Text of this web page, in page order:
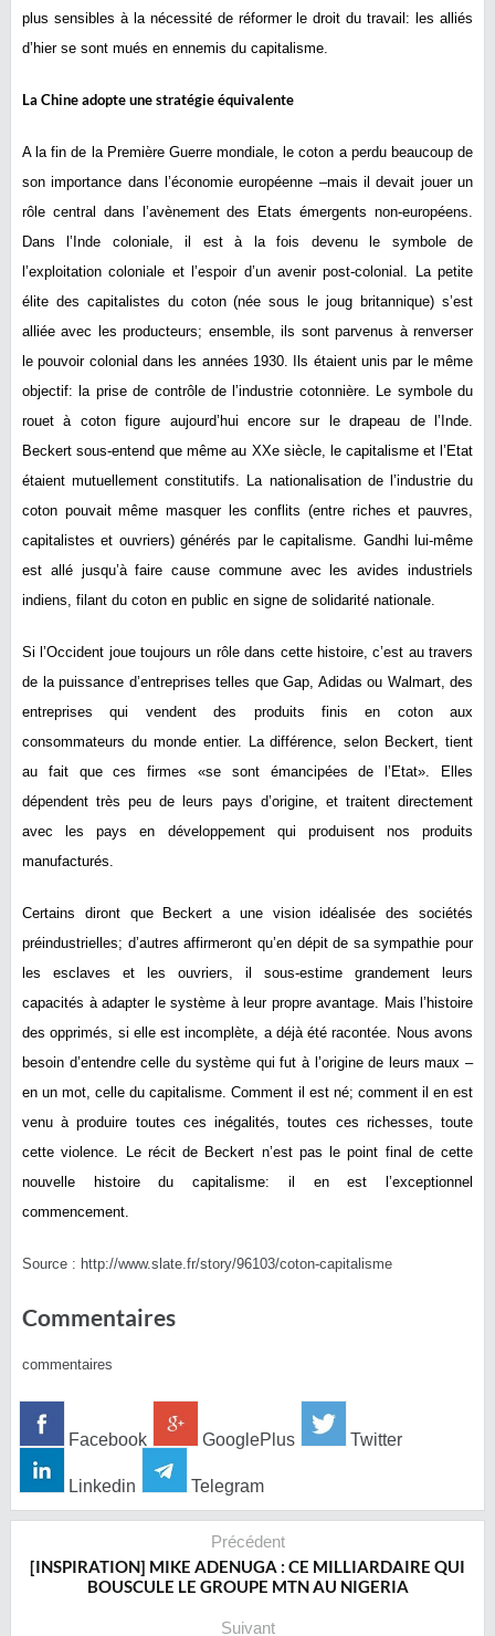
plus sensibles à la nécessité de réformer le droit du travail: les alliés
d’hier se sont mués en ennemis du capitalisme.
La Chine adopte une stratégie équivalente
A la fin de la Première Guerre mondiale, le coton a perdu beaucoup de
son importance dans l’économie européenne –mais il devait jouer un
rôle central dans l’avènement des Etats émergents non-européens.
Dans l’Inde coloniale, il est à la fois devenu le symbole de
l’exploitation coloniale et l’espoir d’un avenir post-colonial. La petite
élite des capitalistes du coton (née sous le joug britannique) s’est
alliée avec les producteurs; ensemble, ils sont parvenus à renverser
le pouvoir colonial dans les années 1930. Ils étaient unis par le même
objectif: la prise de contrôle de l’industrie cotonnière. Le symbole du
rouet à coton figure aujourd’hui encore sur le drapeau de l’Inde.
Beckert sous-entend que même au XXe siècle, le capitalisme et l’Etat
étaient mutuellement constitutifs. La nationalisation de l’industrie du
coton pouvait même masquer les conflits (entre riches et pauvres,
capitalistes et ouvriers) générés par le capitalisme. Gandhi lui-même
est allé jusqu’à faire cause commune avec les avides industriels
indiens, filant du coton en public en signe de solidarité nationale.
Si l’Occident joue toujours un rôle dans cette histoire, c’est au travers
de la puissance d’entreprises telles que Gap, Adidas ou Walmart, des
entreprises qui vendent des produits finis en coton aux
consommateurs du monde entier. La différence, selon Beckert, tient
au fait que ces firmes «se sont émancipées de l’Etat». Elles
dépendent très peu de leurs pays d’origine, et traitent directement
avec les pays en développement qui produisent nos produits
manufacturés.
Certains diront que Beckert a une vision idéalisée des sociétés
préindustrielles; d’autres affirmeront qu’en dépit de sa sympathie pour
les esclaves et les ouvriers, il sous-estime grandement leurs
capacités à adapter le système à leur propre avantage. Mais l’histoire
des opprimés, si elle est incomplète, a déjà été racontée. Nous avons
besoin d’entendre celle du système qui fut à l’origine de leurs maux –
en un mot, celle du capitalisme. Comment il est né; comment il en est
venu à produire toutes ces inégalités, toutes ces richesses, toute
cette violence. Le récit de Beckert n’est pas le point final de cette
nouvelle histoire du capitalisme: il en est l’exceptionnel
commencement.
Source : http://www.slate.fr/story/96103/coton-capitalisme
Commentaires
commentaires
Facebook GooglePlus Twitter
Linkedin Telegram
Précédent
[INSPIRATION] MIKE ADENUGA : CE MILLIARDAIRE QUI
BOUSCULE LE GROUPE MTN AU NIGERIA
Suivant